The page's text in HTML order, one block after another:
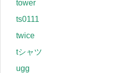
tower
ts0111
twice
tシャツ
ugg